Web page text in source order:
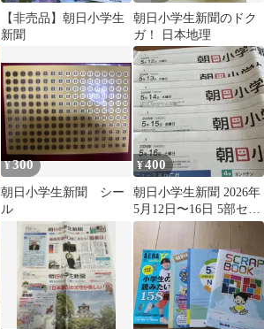
【非売品】朝日小学生
新聞
朝日小学生新聞のドク
ガ！ 日本地理
¥300
朝日小学生新聞 シー
ル
¥400
朝日小学生新聞 2026年
5月12日〜16日 5部セッ
ト